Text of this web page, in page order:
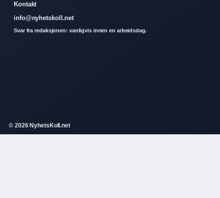
Kontakt
info@nyhetskoll.net
Svar fra redaksjonen: vanligvis innen en arbeidsdag.
© 2026 NyhetsKoll.net